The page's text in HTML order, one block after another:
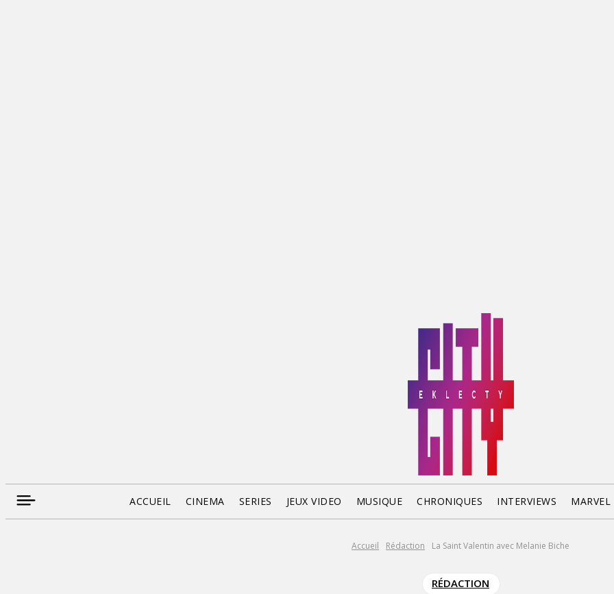
ACCUEIL CINEMA SERIES JEUX VIDEO MUSIQUE CHRONIQUES INTERVIEWS
Accueil Rédaction La Saint Valentin avec Melanie Biche
RÉDACTION